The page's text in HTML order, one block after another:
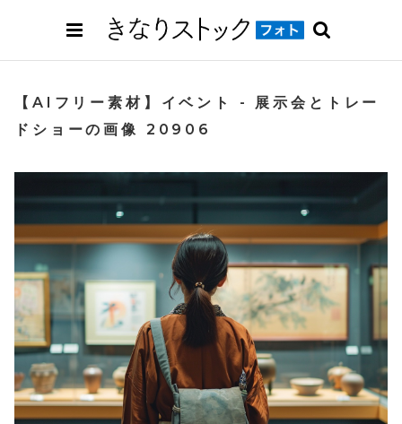
【AIフリー素材】イベント - 展示会とトレー
ドショーの画像 20906